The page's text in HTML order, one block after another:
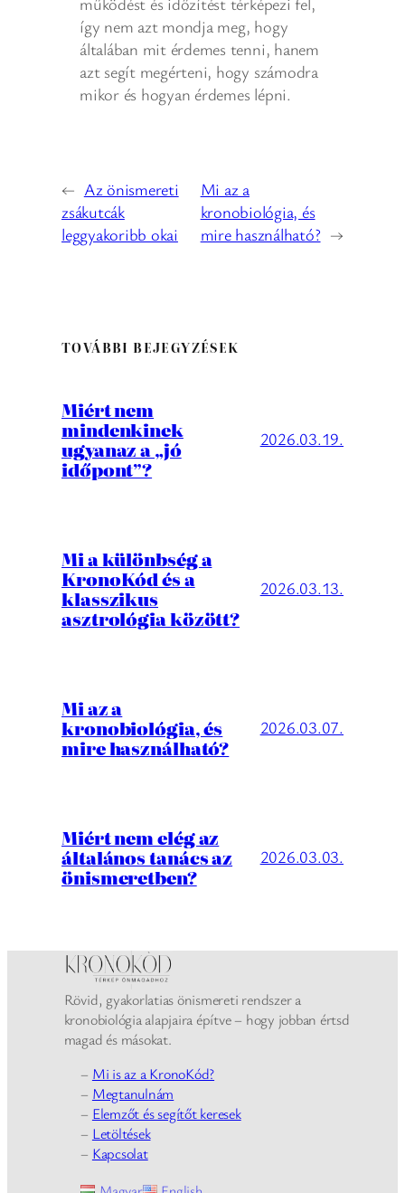
így nem azt mondja meg, hogy
általában mit érdemes tenni, hanem
azt segít megérteni, hogy számodra
mikor és hogyan érdemes lépni.
← Az önismereti
zsákutcák
leggyakoribb okai
Mi az a
kronobiológia, és
mire használható? →
TOVÁBBI BEJEGYZÉSEK
Miért nem
mindenkinek
ugyanaz a „jó
időpont”?
2026.03.19.
Mi a különbség a
KronoKód és a
klasszikus
asztrológia között?
2026.03.13.
Mi az a
kronobiológia, és
mire használható?
2026.03.07.
Miért nem elég az
általános tanács az
önismeretben?
2026.03.03.
Rövid, gyakorlatias önismereti rendszer a
kronobiológia alapjaira építve – hogy jobban értsd
magad és másokat.
– Mi is az a KronoKód?
– Megtanulnám
– Elemzőt és segítőt keresek
– Letöltések
– Kapcsolat